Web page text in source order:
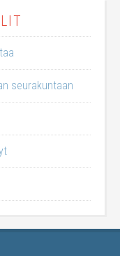
seurakuntaan